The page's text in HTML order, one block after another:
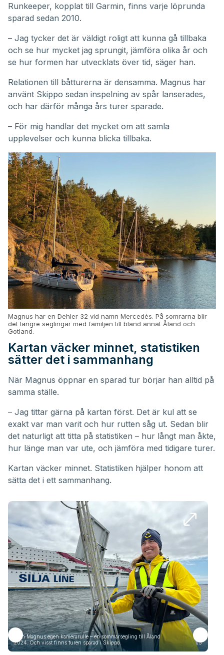
Runkeeper, kopplat till Garmin, finns varje löprunda
sparad sedan 2010.
– Jag tycker det är väldigt roligt att kunna gå tillbaka
och se hur mycket jag sprungit, jämföra olika år och
se hur formen har utvecklats över tid, säger han.
Relationen till båtturerna är densamma. Magnus har
använt Skippo sedan inspelning av spår lanserades,
och har därför många års turer sparade.
– För mig handlar det mycket om att samla
upplevelser och kunna blicka tillbaka.
Magnus har en Dehler 32 vid namn Mercedés. På somrarna blir
det längre seglingar med familjen till bland annat Åland och
Gotland.
Kartan väcker minnet, statistiken
sätter det i sammanhang
När Magnus öppnar en sparad tur börjar han alltid på
samma ställe.
– Jag tittar gärna på kartan först. Det är kul att se
exakt var man varit och hur rutten såg ut. Sedan blir
det naturligt att titta på statistiken – hur långt man åkte,
hur länge man var ute, och jämföra med tidigare turer.
Kartan väcker minnet. Statistiken hjälper honom att
sätta det i ett sammanhang.
Från Magnus egen kamerarulle – en sommarsegling till Åland
2024. Och visst finns turen sparad i Skippo.
1/5